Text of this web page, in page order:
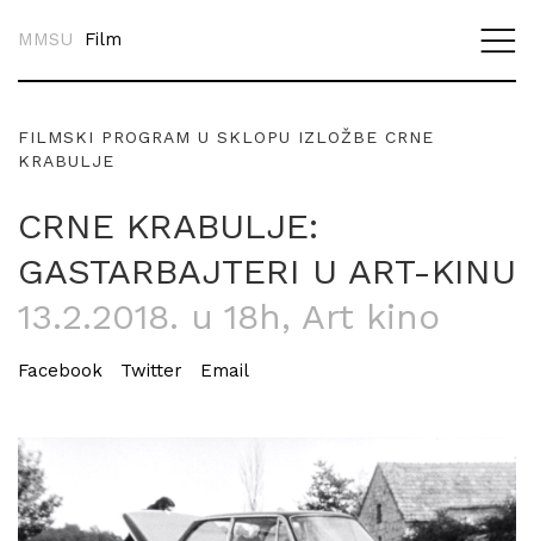
MMSU Film
FILMSKI PROGRAM U SKLOPU IZLOŽBE CRNE
KRABULJE
CRNE KRABULJE:
GASTARBAJTERI U ART-KINU
13.2.2018. u 18h, Art kino
Facebook Twitter Email